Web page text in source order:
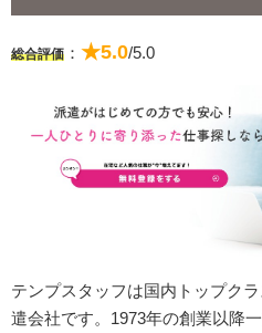
総合評価 ： ★5.0/5.0
テンプスタッフは国内トップク
遣会社です。1973年の創業以降